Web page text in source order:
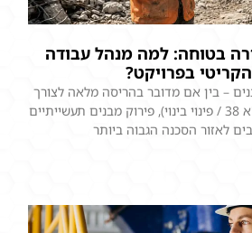
בטוחה: למה מנהל עבודה
בפרויקט?
– בין אם מדובר בהריסה מלאה לצורך
התחדשות עירונית (תמ"א 38 / פינוי בינוי), פירוק מבנים תעשייתיים
לאזור הסכנה הגבוה ביותר